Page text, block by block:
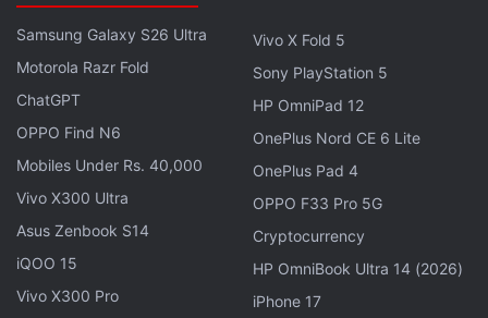
pic.twitter.com/V3voKtEQLK
— Smit Kadam (@smitkadam1112)December 16,
2021
My phone (POCO X2) After the update screen
touch not working ????
Samsung Galaxy S26 Ultra
Motorola Razr Fold
ChatGPT
OPPO Find N6
Mobiles Under Rs. 40,000
Vivo X300 Ultra
Asus Zenbook S14
iQOO 15
Vivo X300 Pro
Vivo X Fold 5
Sony PlayStation 5
HP OmniPad 12
OnePlus Nord CE 6 Lite
OnePlus Pad 4
OPPO F33 Pro 5G
Cryptocurrency
HP OmniBook Ultra 14 (2026)
iPhone 17